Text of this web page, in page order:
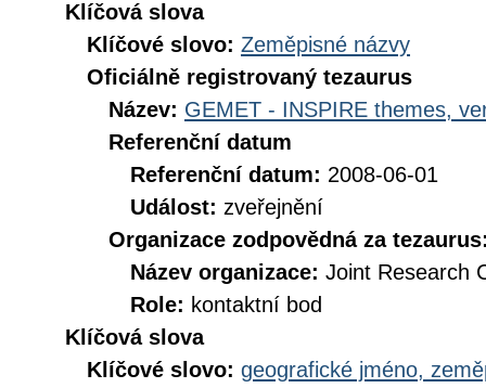
Klíčová slova
Klíčové slovo: Zeměpisné názvy
Oficiálně registrovaný tezaurus
Název: GEMET - INSPIRE themes,
Referenční datum
Referenční datum: 2008-06-01
Událost: zveřejnění
Organizace zodpovědná za
Název organizace: Joint Research
Role: kontaktní bod
Klíčová slova
Klíčové slovo: geografické jméno,